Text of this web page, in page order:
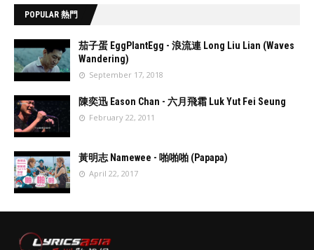
POPULAR 熱門
'data:post.fea
turedImage
resizeImage
100'
茄子蛋 EggPlantEgg - 浪流連 Long Liu Lian (Waves
Wandering)
September 17, 2018
'data:post.fea
turedImage
resizeImage
100'
陳奕迅 Eason Chan - 六月飛霜 Luk Yut Fei Seung
February 22, 2011
'data:post.fea
resizeImage
100'
黃明志 Namewee - 啪啪啪 (Papapa)
April 22, 2017